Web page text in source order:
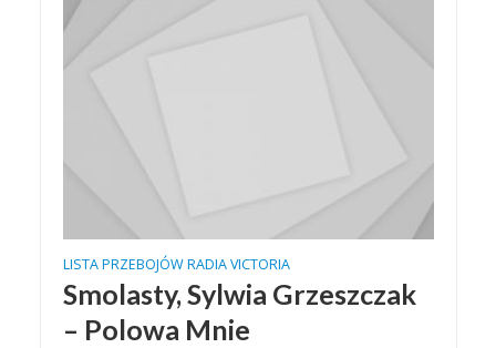
LISTA PRZEBOJÓW RADIA VICTORIA
Smolasty, Sylwia Grzeszczak
– Polowa Mnie